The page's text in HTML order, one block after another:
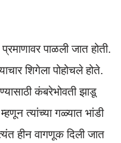
प्रमाणावर पाळली जात होती.
शिगेला पोहोचले होते.
कंबरेभोवती झाडू
त्यांच्या गळ्यात भांडी
हीन वागणूक दिली जात